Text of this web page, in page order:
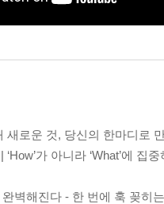
새로운 것, 당신의 한마디로
가 아니라 ‘What’에 집
벽해진다 - 한 번에 훅 꽂히